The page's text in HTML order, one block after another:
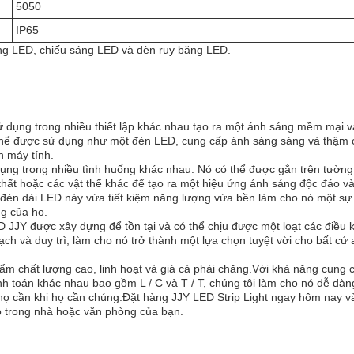
5050
IP65
LED, chiếu sáng LED và đèn ruy băng LED.
trong nhiều thiết lập khác nhau.tạo ra một ánh sáng mềm mại
được sử dụng như một đèn LED, cung cấp ánh sáng sáng và thậm
máy tính.
trong nhiều tình huống khác nhau. Nó có thể được gắn trên
hoặc các vật thể khác để tạo ra một hiệu ứng ánh sáng độc đáo
dải LED này vừa tiết kiệm năng lượng vừa bền.làm cho nó một
của họ.
JJY được xây dựng để tồn tại và có thể chịu được một loạt các điều
và duy trì, làm cho nó trở thành một lựa chọn tuyệt vời cho bất cứ
chất lượng cao, linh hoạt và giá cả phải chăng.Với khả năng cung
toán khác nhau bao gồm L / C và T / T, chúng tôi làm cho nó dễ
cần khi họ cần chúng.Đặt hàng JJY LED Strip Light ngay hôm nay
nhà hoặc văn phòng của bạn.